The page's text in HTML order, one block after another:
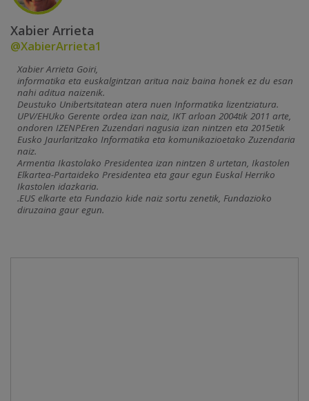
Xabier Arrieta
@XabierArrieta1
Xabier Arrieta Goiri,
informatika eta euskalgintzan aritua naiz baina honek ez du esan
nahi aditua naizenik.
Deustuko Unibertsitatean atera nuen Informatika lizentziatura.
UPV/EHUko Gerente ordea izan naiz, IKT arloan 2004tik 2011 arte,
ondoren IZENPEren Zuzendari nagusia izan nintzen eta 2015etik
Eusko Jaurlaritzako Informatika eta komunikazioetako Zuzendaria
naiz.
Armentia Ikastolako Presidentea izan nintzen 8 urtetan, Ikastolen
Elkartea-Partaideko Presidentea eta gaur egun Euskal Herriko
Ikastolen idazkaria.
.EUS elkarte eta Fundazio kide naiz sortu zenetik, Fundazioko
diruzaina gaur egun.